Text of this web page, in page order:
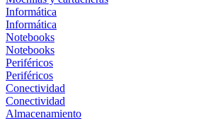
Informática
Informática
Notebooks
Notebooks
Periféricos
Periféricos
Conectividad
Conectividad
Almacenamiento